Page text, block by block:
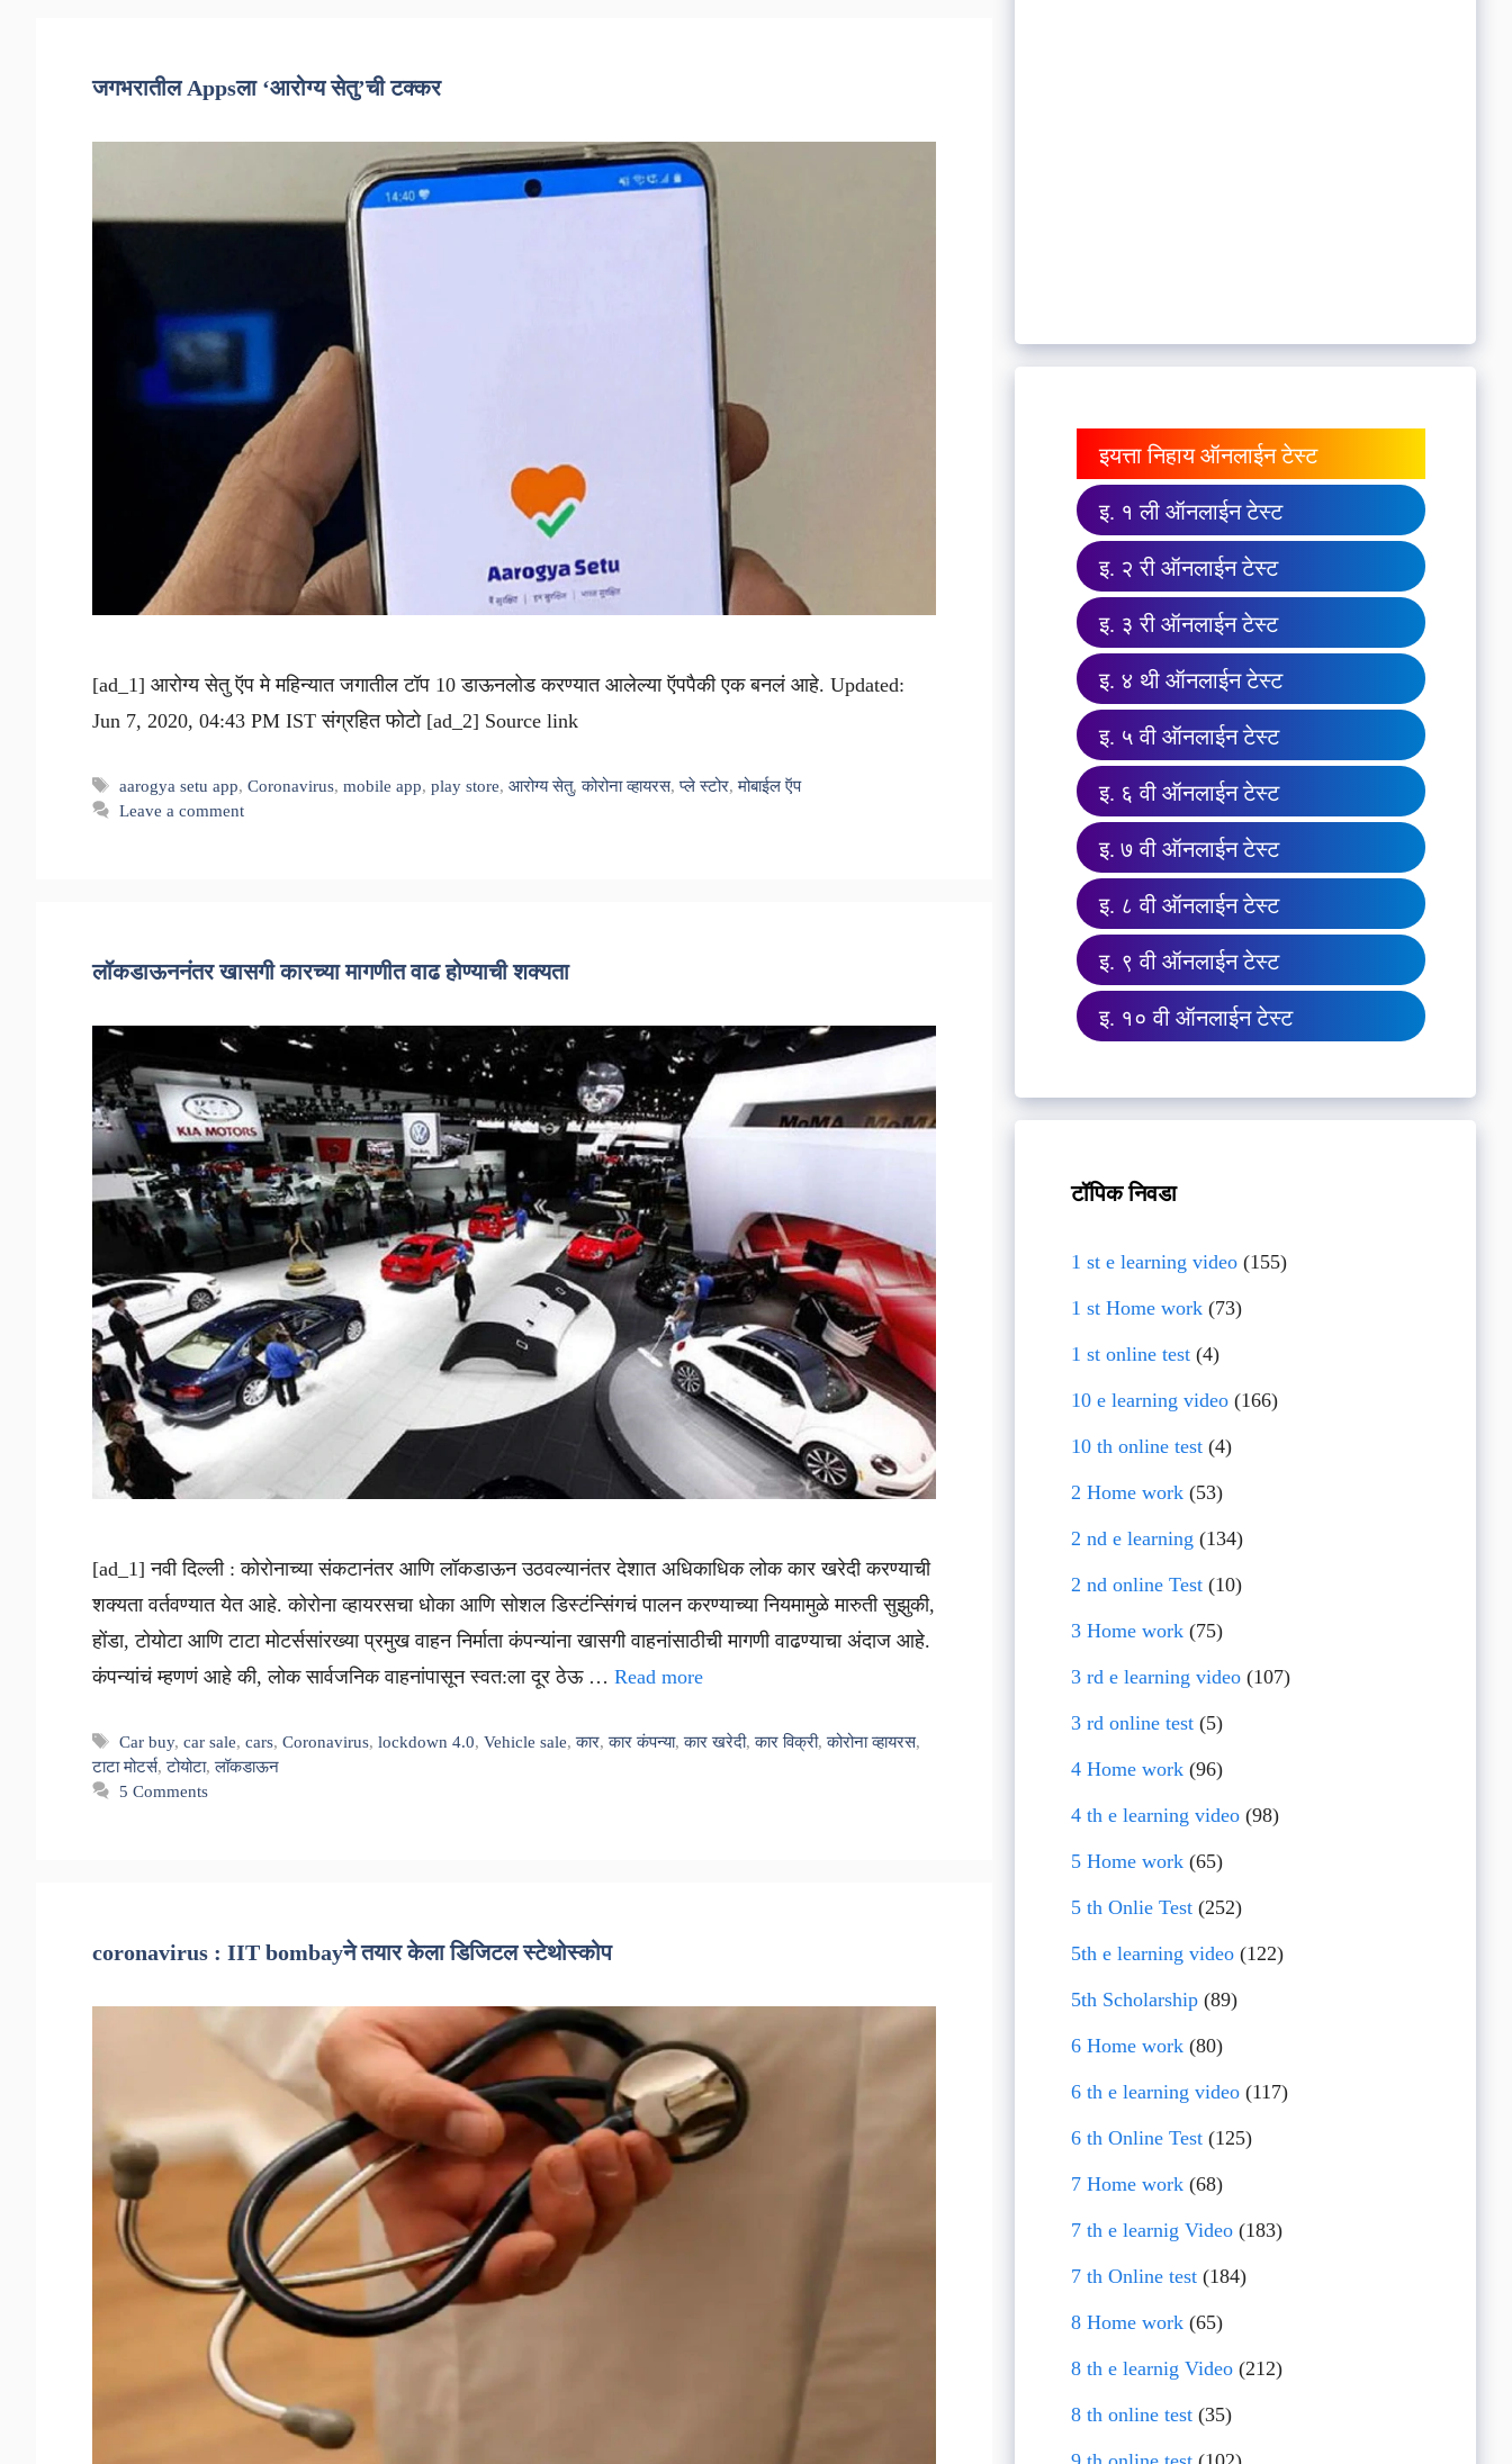
जगभरातील Appsला ‘आरोग्य सेतु’ची टक्कर
[ad_1] आरोग्य सेतु ऍप मे महिन्यात जगातील टॉप 10 डाऊनलोड करण्यात आलेल्या ऍपपैकी एक बनलं आहे. Updated:
Jun 7, 2020, 04:43 PM IST संग्रहित फोटो [ad_2] Source link
Tags
aarogya setu app,Coronavirus,mobile app,play store,आरोग्य सेतु,कोरोना व्हायरस,प्ले स्टोर,मोबाईल ऍप
Leave a comment
लॉकडाऊननंतर खासगी कारच्या मागणीत वाढ होण्याची शक्यता
[ad_1] नवी दिल्ली : कोरोनाच्या संकटानंतर आणि लॉकडाऊन उठवल्यानंतर देशात अधिकाधिक लोक कार खरेदी करण्याची
शक्यता वर्तवण्यात येत आहे. कोरोना व्हायरसचा धोका आणि सोशल डिस्टंन्सिंगचं पालन करण्याच्या नियमामुळे मारुती सुझुकी,
होंडा, टोयोटा आणि टाटा मोटर्ससांरख्या प्रमुख वाहन निर्माता कंपन्यांना खासगी वाहनांसाठीची मागणी वाढण्याचा अंदाज आहे.
कंपन्यांचं म्हणणं आहे की, लोक सार्वजनिक वाहनांपासून स्वत:ला दूर ठेऊ … Read more
Tags
Car buy,car sale,cars,Coronavirus,lockdown 4.0,Vehicle sale,कार,कार कंपन्या,कार खरेदी,कार विक्री,कोरोना व्हायरस,
टाटा मोटर्स,टोयोटा,लॉकडाऊन
5 Comments
coronavirus : IIT bombayने तयार केला डिजिटल स्टेथोस्कोप
इयत्ता निहाय ऑनलाईन टेस्ट
इ. १ ली ऑनलाईन टेस्ट
इ. २ री ऑनलाईन टेस्ट
इ. ३ री ऑनलाईन टेस्ट
इ. ४ थी ऑनलाईन टेस्ट
इ. ५ वी ऑनलाईन टेस्ट
इ. ६ वी ऑनलाईन टेस्ट
इ. ७ वी ऑनलाईन टेस्ट
इ. ८ वी ऑनलाईन टेस्ट
इ. ९ वी ऑनलाईन टेस्ट
इ. १० वी ऑनलाईन टेस्ट
टॉपिक निवडा
1 st e learning video(155)
1 st Home work(73)
1 st online test(4)
10 e learning video(166)
10 th online test(4)
2 Home work(53)
2 nd e learning (134)
2 nd online Test(10)
3 Home work(75)
3 rd e learning video(107)
3 rd online test(5)
4 Home work(96)
4 th e learning video(98)
5 Home work(65)
5 th Onlie Test(252)
5th e learning video(122)
5th Scholarship(89)
6 Home work(80)
6 th e learning video(117)
6 th Online Test(125)
7 Home work(68)
7 th e learnig Video(183)
7 th Online test(184)
8 Home work(65)
8 th e learnig Video(212)
8 th online test(35)